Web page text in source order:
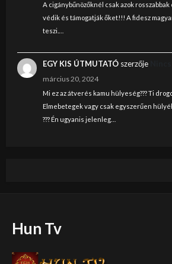
A cigánybűnözőknél csak azok
védik és támogatják őket!!! A fidesz
teszi.…
EGY KIS ÚTMUTATÓszerzője
március 20, 2024
Mi ez az átverés kamu hülyeség??? Ti
Elmebetegek vagy csak egyszerűen
??? Én ugyanis jelenleg…
Hun Tv